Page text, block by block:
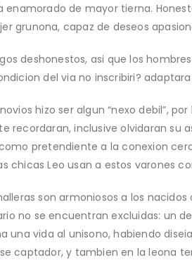
enamorado de mayor tierna.
grunona, capaz de deseos
deshonestos, asi que los
del vi­a no inscribiri?
hizo ser algun “nexo debil”,
recordaran, inclusive olvidaran su
pretendiente a la conexion
chicas Leo usan a estos varones
son armoniosos a los
no se encuentran excluidas: un
una vida al uni­sono, habiendo
captador, y tambien en la leona